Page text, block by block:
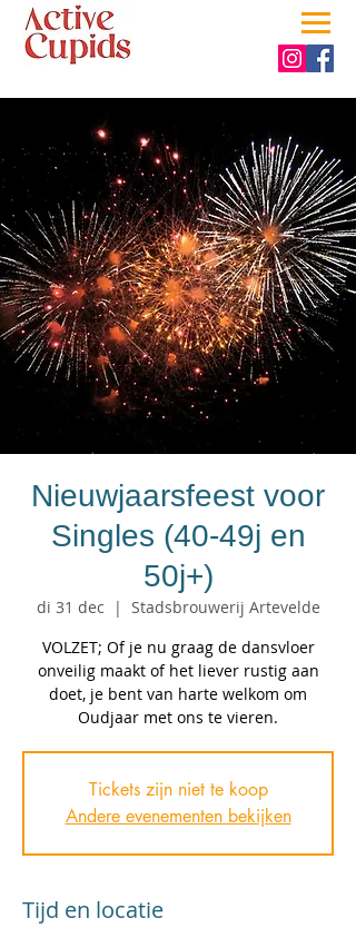
Nieuwjaarsfeest voor
Singles (40-49j en
50j+)
di 31 dec
  |
Stadsbrouwerij Artevelde
VOLZET; Of je nu graag de dansvloer
onveilig maakt of het liever rustig aan
doet, je bent van harte welkom om
Oudjaar met ons te vieren.
Tickets zijn niet te koop
Andere evenementen bekijken
Tijd en locatie